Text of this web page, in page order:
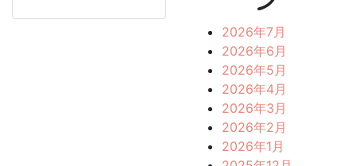
2026年7月
2026年6月
2026年5月
2026年4月
2026年3月
2026年2月
2026年1月